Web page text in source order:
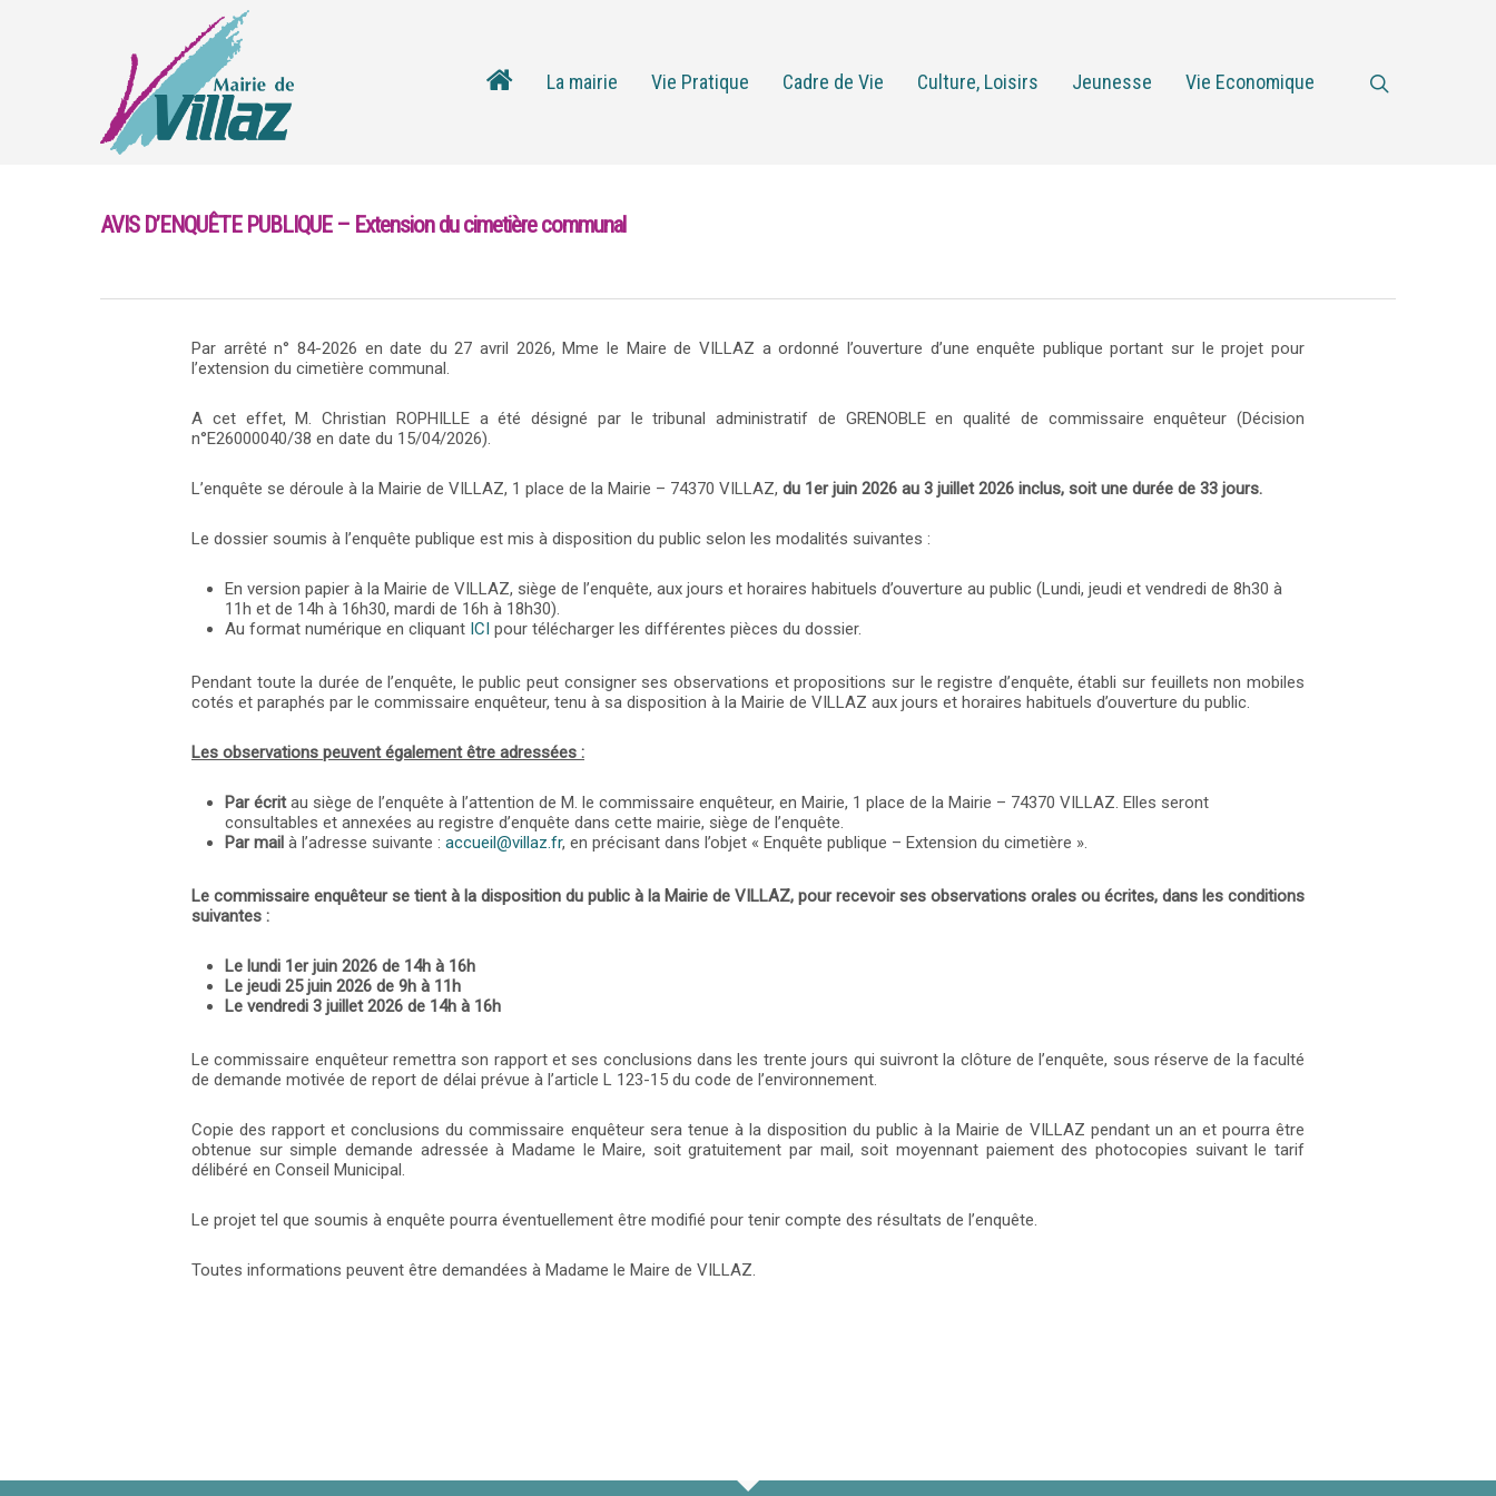
La mairie Vie Pratique Cadre de Vie Culture, Loisirs Jeunesse Vie Economique
AVIS D’ENQUÊTE PUBLIQUE – Extension du cimetière communal
Par arrêté n° 84-2026 en date du 27 avril 2026, Mme le Maire de VILLAZ a ordonné l’ouverture d’une enquête publique portant sur le projet pour
l’extension du cimetière communal.
A cet effet, M. Christian ROPHILLE a été désigné par le tribunal administratif de GRENOBLE en qualité de commissaire enquêteur (Décision
n°E26000040/38 en date du 15/04/2026).
L’enquête se déroule à la Mairie de VILLAZ, 1 place de la Mairie – 74370 VILLAZ, du 1er juin 2026 au 3 juillet 2026 inclus, soit une durée de 33 jours.
Le dossier soumis à l’enquête publique est mis à disposition du public selon les modalités suivantes :
En version papier à la Mairie de VILLAZ, siège de l’enquête, aux jours et horaires habituels d’ouverture au public (Lundi, jeudi et vendredi de 8h30 à
11h et de 14h à 16h30, mardi de 16h à 18h30).
Au format numérique en cliquant ICI pour télécharger les différentes pièces du dossier.
Pendant toute la durée de l’enquête, le public peut consigner ses observations et propositions sur le registre d’enquête, établi sur feuillets non mobiles
cotés et paraphés par le commissaire enquêteur, tenu à sa disposition à la Mairie de VILLAZ aux jours et horaires habituels d’ouverture du public.
Les observations peuvent également être adressées :
Par écritau siège de l’enquête à l’attention de M. le commissaire enquêteur, en Mairie, 1 place de la Mairie – 74370 VILLAZ. Elles seront
consultables et annexées au registre d’enquête dans cette mairie, siège de l’enquête.
Par mail à l’adresse suivante : accueil@villaz.fr, en précisant dans l’objet « Enquête publique – Extension du cimetière ».
Le commissaire enquêteur se tient à la disposition du public à la Mairie de VILLAZ, pour recevoir ses observations orales ou écrites, dans les conditions
suivantes :
Le lundi 1er juin 2026 de 14h à 16h
Le jeudi 25 juin 2026 de 9h à 11h
Le vendredi 3 juillet 2026 de 14h à 16h
Le commissaire enquêteur remettra son rapport et ses conclusions dans les trente jours qui suivront la clôture de l’enquête, sous réserve de la faculté
de demande motivée de report de délai prévue à l’article L 123-15 du code de l’environnement.
Copie des rapport et conclusions du commissaire enquêteur sera tenue à la disposition du public à la Mairie de VILLAZ pendant un an et pourra être
obtenue sur simple demande adressée à Madame le Maire, soit gratuitement par mail, soit moyennant paiement des photocopies suivant le tarif
délibéré en Conseil Municipal.
Le projet tel que soumis à enquête pourra éventuellement être modifié pour tenir compte des résultats de l’enquête.
Toutes informations peuvent être demandées à Madame le Maire de VILLAZ.